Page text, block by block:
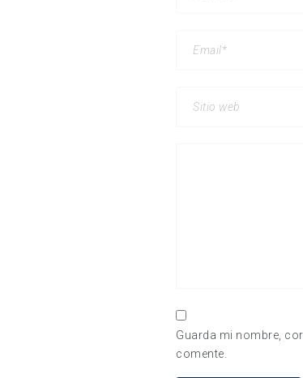
Guarda mi nombre,
comente.